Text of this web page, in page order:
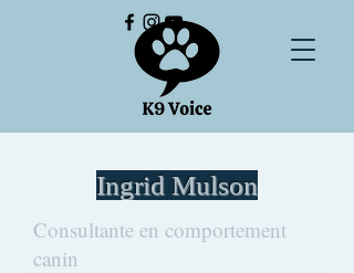
Ingrid Mulson
Consultante en comportement
canin